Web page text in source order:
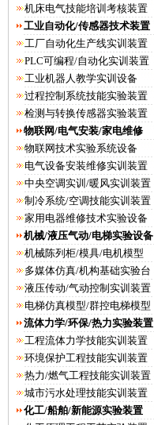
机床电气技能培训考核装置
工业自动化/传感器技术装置
工厂自动化生产线实训装置
PLC可编程/自动化实训装置
工业机器人教学实训设备
过程控制系统技能实验装置
检测与转换传感器实验装置
物联网/电气安装/家电维修
物联网技术实验系统设备
电气设备安装维修实训装置
中央空调实训/暖风实训装置
制冷系统/空调技能实训装置
家用电器维修技术实验设备
机械/液压气动/电梯实验设备
机械陈列柜/模具/电机模型
多媒体仿真/机构基础实验台
液压传动/气动控制实训装置
电梯仿真模型/群控电梯模型
流体力学/环保/热力实验装置
工程流体力学技能实训装置
环境保护工程技能实训装置
热力/燃气工程技能实训装置
城市污水处理技能实训装置
化工/船舶/新能源实验装置